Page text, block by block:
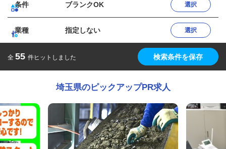
条件 ブランクOK 選択
業種 指定しない 選択
全 55 件ヒットしました 検索条件を保存
埼玉県のピックアップPR求人